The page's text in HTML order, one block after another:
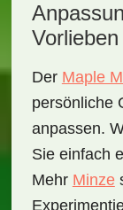
Vorlieben
Der Maple
persönliche
anpassen.
Sie einfach
Mehr Minze